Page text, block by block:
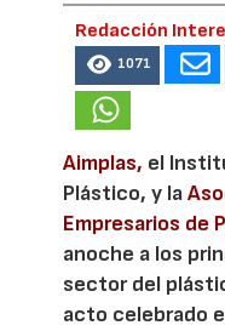
Redacción
1071
Aimplas, el
Plástico, y la
Empresarios de
anoche a los
sector del
acto celebrado